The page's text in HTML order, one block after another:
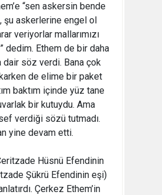
“sen askersin bende
şu askerlerine engel ol
veriyorlar mallarımızı
dedim. Ethem de bir daha
dair söz verdi. Bana çok
de elime bir paket
baktım içinde yüz tane
bir kutuydu. Ama
verdiği sözü tutmadı.
yine devam etti.
Hüsnü Efendinin
Şükrü Efendinin eşi)
Çerkez Ethem’in